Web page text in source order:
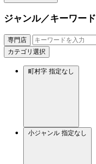
ジャンル／キーワード
専門店
カテゴリ選択
町村字 指定なし
小ジャンル 指定なし